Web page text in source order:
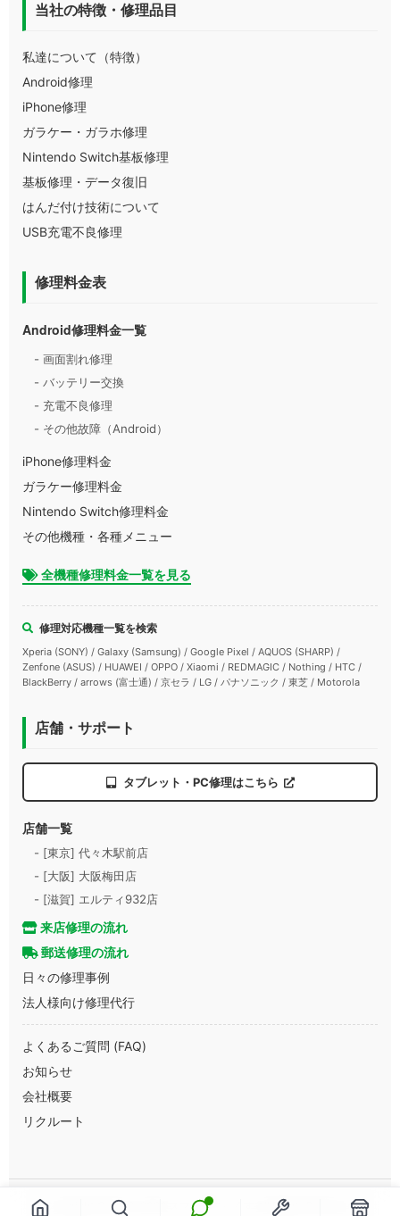
当社の特徴・修理品目
私達について（特徴）
Android修理
iPhone修理
ガラケー・ガラホ修理
Nintendo Switch基板修理
基板修理・データ復旧
はんだ付け技術について
USB充電不良修理
修理料金表
Android修理料金一覧
- 画面割れ修理
- バッテリー交換
- 充電不良修理
- その他故障（Android）
iPhone修理料金
ガラケー修理料金
Nintendo Switch修理料金
その他機種・各種メニュー
全機種修理料金一覧を見る
修理対応機種一覧を検索
Xperia (SONY) / Galaxy (Samsung) / Google Pixel / AQUOS (SHARP) /
Zenfone (ASUS) / HUAWEI / OPPO / Xiaomi / REDMAGIC / Nothing / HTC /
BlackBerry / arrows (富士通) / 京セラ / LG / パナソニック / 東芝 / Motorola
店舗・サポート
タブレット・PC修理はこちら
店舗一覧
- [東京] 代々木駅前店
- [大阪] 大阪梅田店
- [滋賀] エルティ932店
来店修理の流れ
郵送修理の流れ
日々の修理事例
法人様向け修理代行
よくあるご質問 (FAQ)
お知らせ
会社概要
リクルート
Copyright © 2013-2026 スマートまっくす All Rights Reserved.